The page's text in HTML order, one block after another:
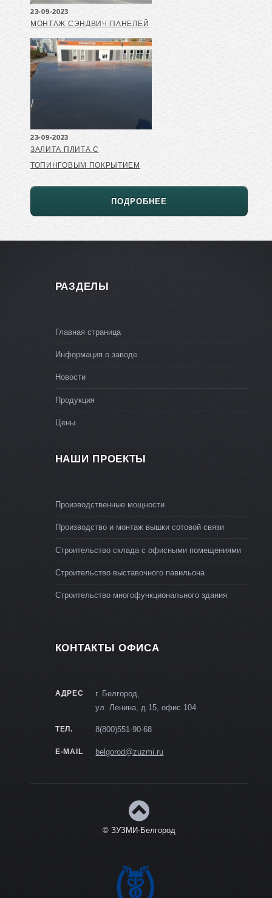
23-09-2023
МОНТАЖ СЭНДВИЧ-ПАНЕЛЕЙ
23-09-2023
ЗАЛИТА ПЛИТА С
ТОПИНГОВЫМ ПОКРЫТИЕМ
ПОДРОБНЕЕ
РАЗДЕЛЫ
Главная страница
Информация о заводе
Новости
Продукция
Цены
НАШИ ПРОЕКТЫ
Производственные мощности
Производство и монтаж вышки сотовой связи
Строительство склада с офисными помещениями
Строительство выставочного павильона
Строительство многофункционального здания
КОНТАКТЫ ОФИСА
АДРЕС
г. Белгород,
ул. Ленина, д.15, офис 104
ТЕЛ. 8(800)551-90-68
E-MAIL belgorod@zuzmi.ru
© ЗУЗМИ-Белгород